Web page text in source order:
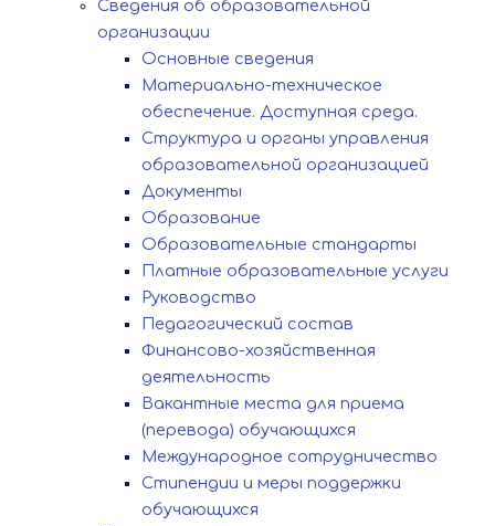
Сведения об образовательной
организации
Основные сведения
Материально-техническое
обеспечение. Доступная среда.
Структура и органы управления
образовательной организацией
Документы
Образование
Образовательные стандарты
Платные образовательные услуги
Руководство
Педагогический состав
Финансово-хозяйственная
деятельность
Вакантные места для приема
(перевода) обучающихся
Международное сотрудничество
Стипендии и меры поддержки
обучающихся